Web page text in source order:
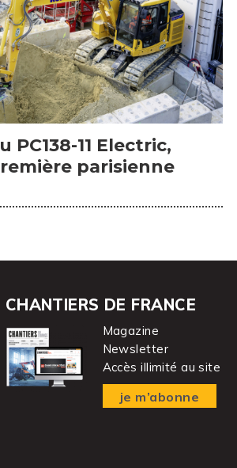
PC138-11 Electric,
parisienne
CHANTIERS DE FRANCE
Magazine
Newsletter
Accès illimité au site
je m’abonne